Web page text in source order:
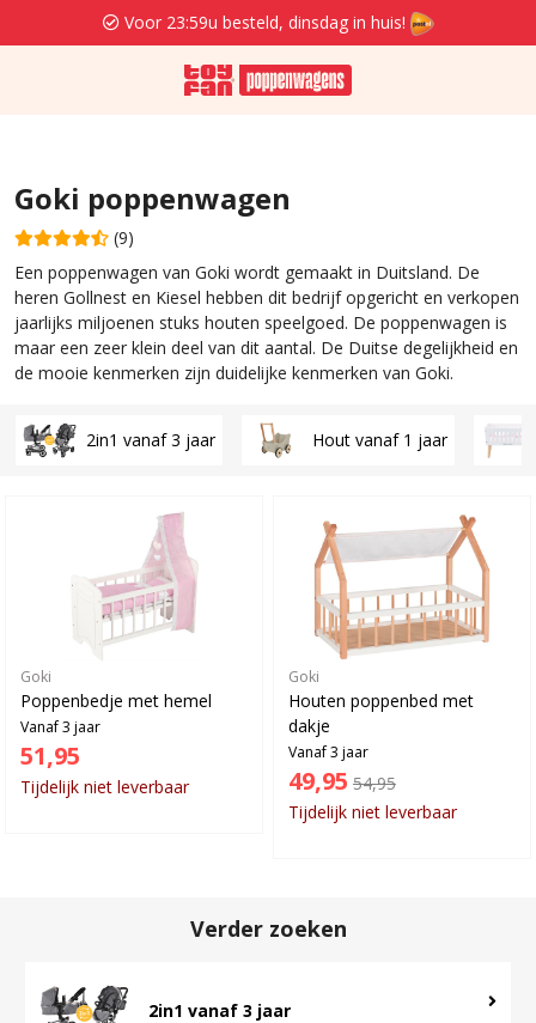
Voor 23:59u besteld, dinsdag in huis!
Goki poppenwagen
(9)
Een poppenwagen van Goki wordt gemaakt in Duitsland. De
heren Gollnest en Kiesel hebben dit bedrijf opgericht en verkopen
jaarlijks miljoenen stuks houten speelgoed. De poppenwagen is
maar een zeer klein deel van dit aantal. De Duitse degelijkheid en
de mooie kenmerken zijn duidelijke kenmerken van Goki.
2in1 vanaf 3 jaar Hout vanaf 1 jaar
Goki
Poppenbedje met hemel
Vanaf 3 jaar
51,95
Tijdelijk niet leverbaar
Goki
Houten poppenbed met
dakje
Vanaf 3 jaar
49,95 54,95
Tijdelijk niet leverbaar
Verder zoeken
2in1 vanaf 3 jaar